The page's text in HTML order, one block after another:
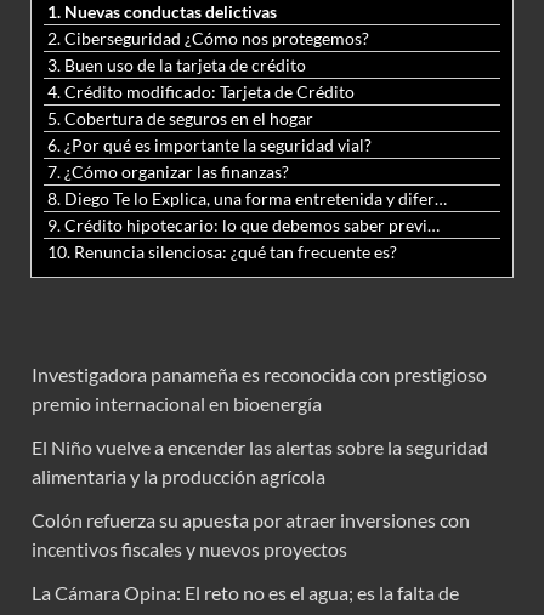
1. Nuevas conductas delictivas
2. Ciberseguridad ¿Cómo nos protegemos?
3. Buen uso de la tarjeta de crédito
4. Crédito modificado: Tarjeta de Crédito
5. Cobertura de seguros en el hogar
6. ¿Por qué es importante la seguridad vial?
7. ¿Cómo organizar las finanzas?
8. Diego Te lo Explica, una forma entretenida y diferente de aprender matemáticas y ciencias
9. Crédito hipotecario: lo que debemos saber previo a adquirir nuestra vivienda
10. Renuncia silenciosa: ¿qué tan frecuente es?
Investigadora panameña es reconocida con prestigioso
premio internacional en bioenergía
El Niño vuelve a encender las alertas sobre la seguridad
alimentaria y la producción agrícola
Colón refuerza su apuesta por atraer inversiones con
incentivos fiscales y nuevos proyectos
La Cámara Opina: El reto no es el agua; es la falta de